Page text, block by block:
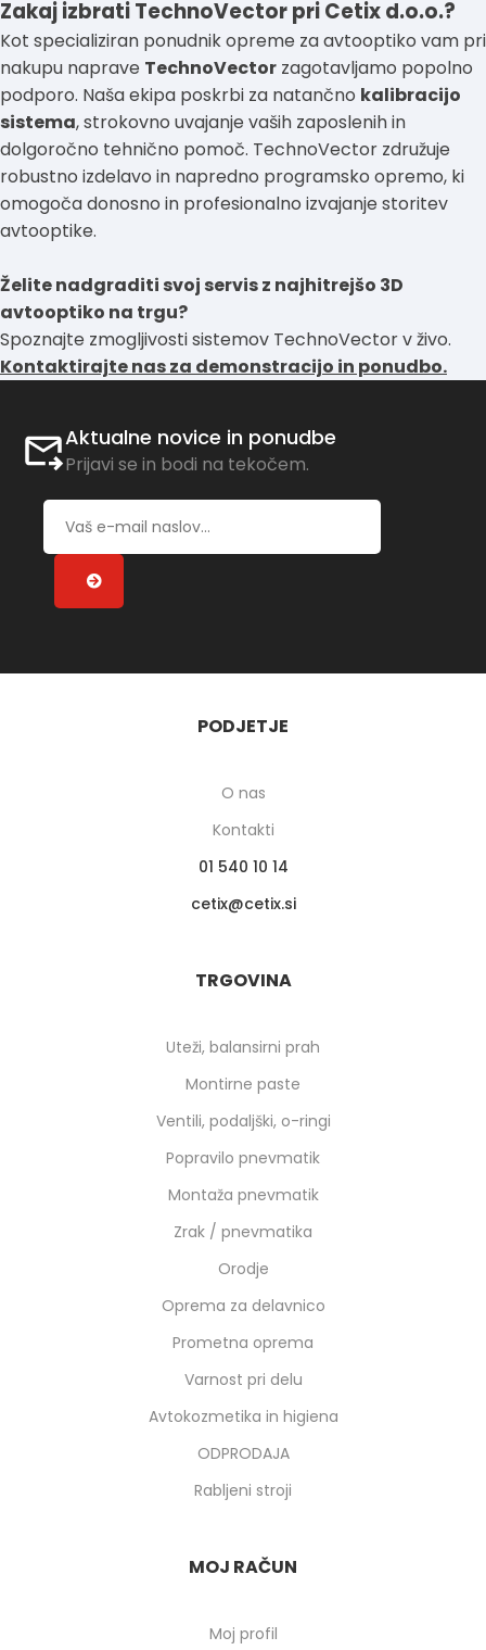
Zakaj izbrati TechnoVector pri Cetix d.o.o.?
Kot specializiran ponudnik opreme za avtooptiko vam pri
nakupu naprave TechnoVector zagotavljamo popolno
podporo. Naša ekipa poskrbi za natančno kalibracijo
sistema, strokovno uvajanje vaših zaposlenih in
dolgoročno tehnično pomoč. TechnoVector združuje
robustno izdelavo in napredno programsko opremo, ki
omogoča donosno in profesionalno izvajanje storitev
avtooptike.
Želite nadgraditi svoj servis z najhitrejšo 3D
avtooptiko na trgu?
Spoznajte zmogljivosti sistemov TechnoVector v živo.
Kontaktirajte nas za demonstracijo in ponudbo.
Aktualne novice in ponudbe
Prijavi se in bodi na tekočem.
PODJETJE
O nas
Kontakti
01 540 10 14
cetix
cetix.si
TRGOVINA
Uteži, balansirni prah
Montirne paste
Ventili, podaljški, o-ringi
Popravilo pnevmatik
Montaža pnevmatik
Zrak / pnevmatika
Orodje
Oprema za delavnico
Prometna oprema
Varnost pri delu
Avtokozmetika in higiena
ODPRODAJA
Rabljeni stroji
MOJ RAČUN
Moj profil